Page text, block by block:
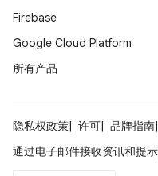
Firebase
Google Cloud Platform
所有产品
隐私权政策 许可 品牌指南
通过电子邮件接收资讯和提示